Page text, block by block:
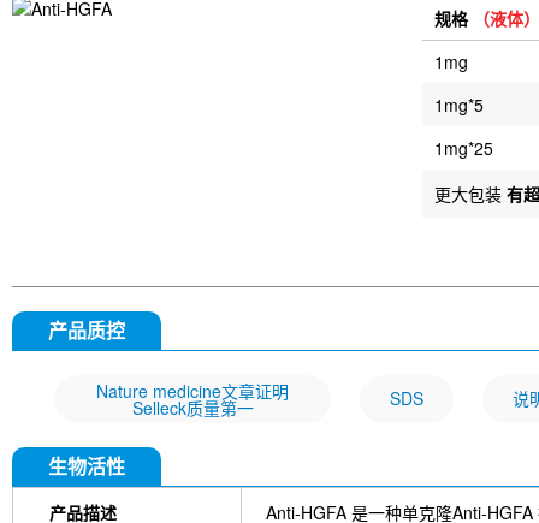
规格 （液体）
1mg
1mg*5
1mg*25
更大包装 有
产品质控
Nature medicine文章证明
Selleck质量第一 SDS 说
生物活性
产品描述 Anti-HGFA 是一种单克隆Anti-